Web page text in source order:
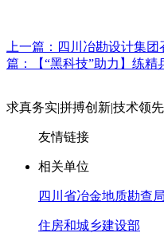
上一篇：四川冶勘设计集
篇：【“黑科技”助力】练精
求真务实|拼搏创新|技术领先
友情链接
相关单位
四川省冶金地质勘查局
住房和城乡建设部